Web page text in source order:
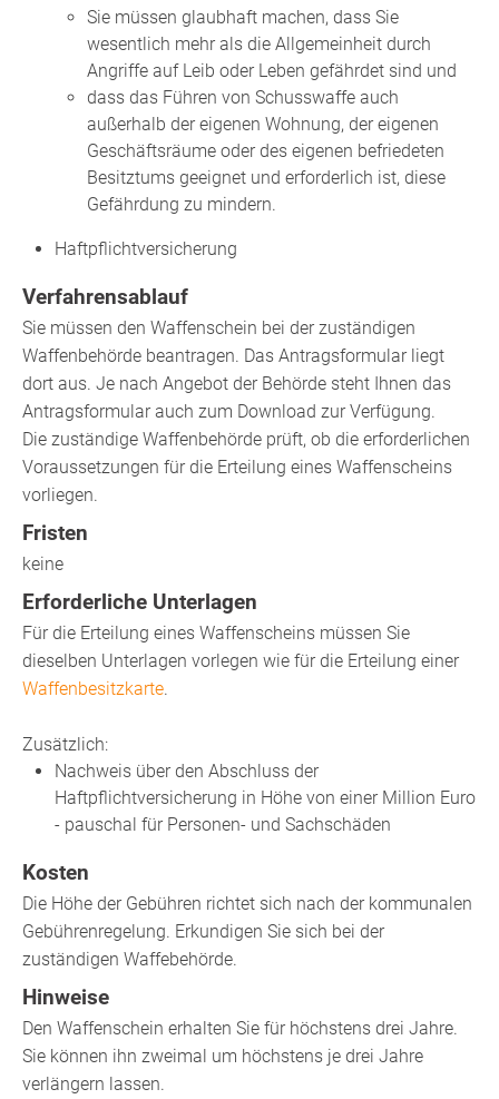
Sie müssen glaubhaft machen, dass Sie
wesentlich mehr als die Allgemeinheit durch
Angriffe auf Leib oder Leben gefährdet sind und
dass das Führen von Schusswaffe auch
außerhalb der eigenen Wohnung, der eigenen
Geschäftsräume oder des eigenen befriedeten
Besitztumsgeeignet und erforderlich ist, diese
Gefährdung zu mindern.
Haftpflichtversicherung
Verfahrensablauf
Sie müssen den Waffenschein bei der zuständigen
Waffenbehörde beantragen. Das Antragsformular liegt
dort aus. Je nach Angebot der Behörde steht Ihnen das
Antragsformular auch zum Download zur Verfügung.
Die zuständige Waffenbehörde prüft, ob die erforderlichen
Voraussetzungen für die Erteilung eines Waffenscheins
vorliegen.
Fristen
keine
Erforderliche Unterlagen
Für die Erteilung eines Waffenscheins müssen Sie
dieselben Unterlagen vorlegen wie für die Erteilung einer
Waffenbesitzkarte.
Zusätzlich:
Nachweis über den Abschluss der
Haftpflichtversicherung in Höhe von einer Million Euro
- pauschal für Personen- und Sachschäden
Kosten
Die Höhe der Gebühren richtet sich nach der kommunalen
Gebührenregelung. Erkundigen Sie sich bei der
zuständigen Waffebehörde.
Hinweise
Den Waffenschein erhalten Sie für höchstens drei Jahre.
Sie können ihn zweimal um höchstens je drei Jahre
verlängern lassen.